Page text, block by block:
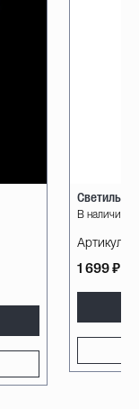
В наличии 1
Артикул:
1 699 ₽